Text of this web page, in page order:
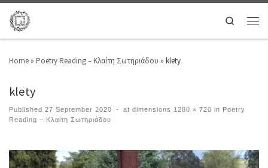
Search
Home » Poetry Reading – Κλαίτη Σωτηριάδου » klety
klety
Published 27 September 2020 - at dimensions 1280 × 720 in Poetry
Reading – Κλαίτη Σωτηριάδου
Images navigation